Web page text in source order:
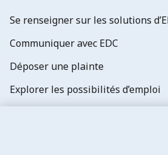
Se renseigner sur les solutions
Communiquer avec EDC
Déposer une plainte
Explorer les possibilités d’emploi